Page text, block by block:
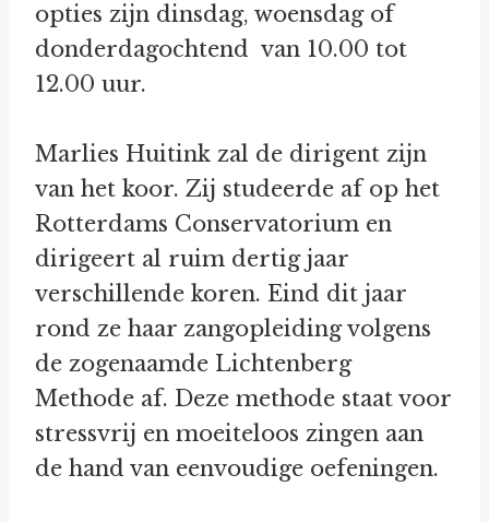
opties zijn dinsdag, woensdag of
donderdagochtend van 10.00 tot
12.00 uur.
Marlies Huitink zal de dirigent zijn
van het koor. Zij studeerde af op het
Rotterdams Conservatorium en
dirigeert al ruim dertig jaar
verschillende koren. Eind dit jaar
rond ze haar zangopleiding volgens
de zogenaamde Lichtenberg
Methode af. Deze methode staat voor
stressvrij en moeiteloos zingen aan
de hand van eenvoudige oefeningen.